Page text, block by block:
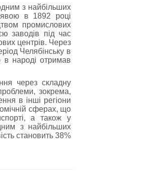
з найбільших
в 1892 році
промислових
заводів під час
центрів. Через
Челябінську в
в народі отримав
через складну
зокрема,
в інші регіони
сферах, що
а також у
з найбільших
становить 38%